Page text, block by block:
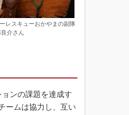
レスキューおかやまの副隊
介さん
ンの課題を達成す
ームは協力し、互い